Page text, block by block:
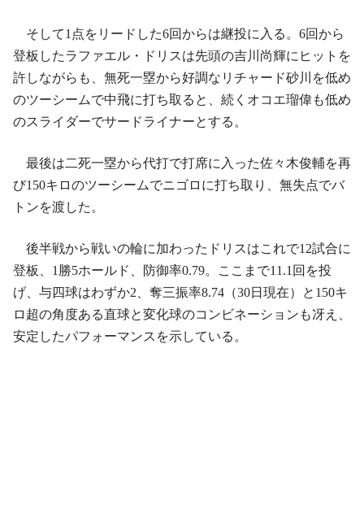
そして1点をリードした6回からは継投に入る。6回から
登板したラファエル・ドリスは先頭の吉川尚輝にヒットを
許しながらも、無死一塁から好調なリチャード砂川を低め
のツーシームで中飛に打ち取ると、続くオコエ瑠偉も低め
のスライダーでサードライナーとする。
最後は二死一塁から代打で打席に入った佐々木俊輔を再
び150キロのツーシームでニゴロに打ち取り、無失点でバ
トンを渡した。
後半戦から戦いの輪に加わったドリスはこれで12試合に
登板、1勝5ホールド、防御率0.79。ここまで11.1回を投
げ、与四球はわずか2、奪三振率8.74（30日現在）と150キ
ロ超の角度ある直球と変化球のコンビネーションも冴え、
安定したパフォーマンスを示している。